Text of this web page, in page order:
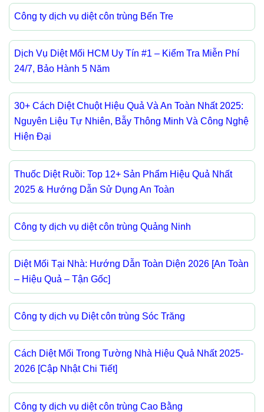
Công ty dịch vụ diệt côn trùng Bến Tre
Dịch Vụ Diệt Mối HCM Uy Tín #1 – Kiểm Tra Miễn Phí
24/7, Bảo Hành 5 Năm
30+ Cách Diệt Chuột Hiệu Quả Và An Toàn Nhất 2025:
Nguyên Liệu Tự Nhiên, Bẫy Thông Minh Và Công Nghệ
Hiện Đại
Thuốc Diệt Ruồi: Top 12+ Sản Phẩm Hiệu Quả Nhất
2025 & Hướng Dẫn Sử Dụng An Toàn
Công ty dịch vụ diệt côn trùng Quảng Ninh
Diệt Mối Tại Nhà: Hướng Dẫn Toàn Diện 2026 [An Toàn
– Hiệu Quả – Tận Gốc]
Công ty dịch vụ Diệt côn trùng Sóc Trăng
Cách Diệt Mối Trong Tường Nhà Hiệu Quả Nhất 2025-
2026 [Cập Nhật Chi Tiết]
Công ty dịch vụ diệt côn trùng Cao Bằng